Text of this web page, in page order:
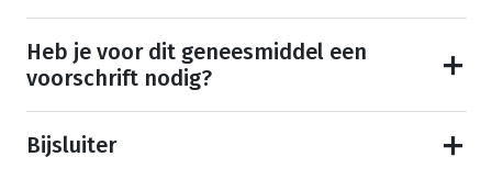
Heb je voor dit geneesmiddel een
voorschrift nodig?
Bijsluiter